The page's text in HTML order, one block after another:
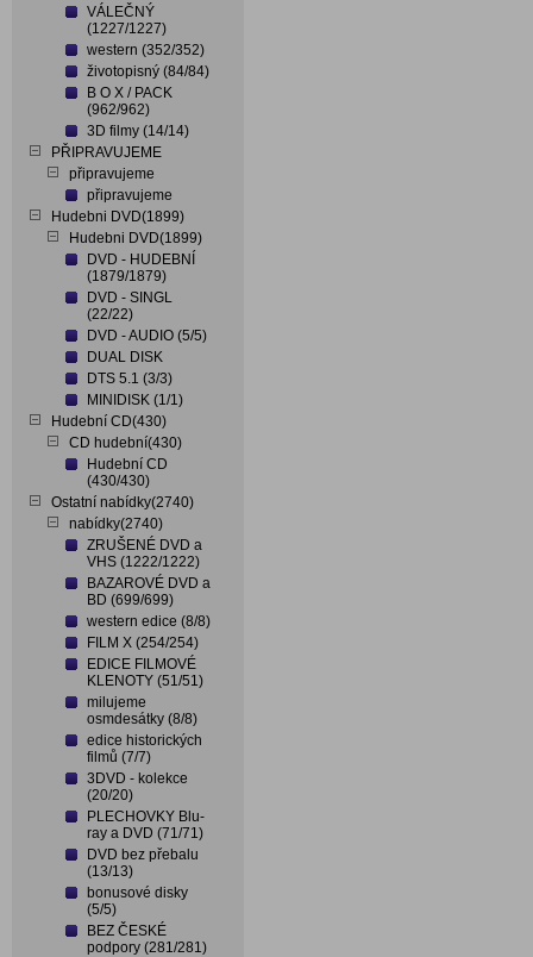
VÁLEČNÝ
(1227/1227)
western (352/352)
životopisný (84/84)
B O X / PACK
(962/962)
3D filmy (14/14)
PŘIPRAVUJEME
připravujeme
připravujeme
Hudebni DVD(1899)
Hudebni DVD(1899)
DVD - HUDEBNÍ
(1879/1879)
DVD - SINGL
(22/22)
DVD - AUDIO (5/5)
DUAL DISK
DTS 5.1 (3/3)
MINIDISK (1/1)
Hudební CD(430)
CD hudební(430)
Hudební CD
(430/430)
Ostatní nabídky(2740)
nabídky(2740)
ZRUŠENÉ DVD a
VHS (1222/1222)
BAZAROVÉ DVD a
BD (699/699)
western edice (8/8)
FILM X (254/254)
EDICE FILMOVÉ
KLENOTY (51/51)
milujeme
osmdesátky (8/8)
edice historických
filmů (7/7)
3DVD - kolekce
(20/20)
PLECHOVKY Blu-
ray a DVD (71/71)
DVD bez přebalu
(13/13)
bonusové disky
(5/5)
BEZ ČESKÉ
podpory (281/281)